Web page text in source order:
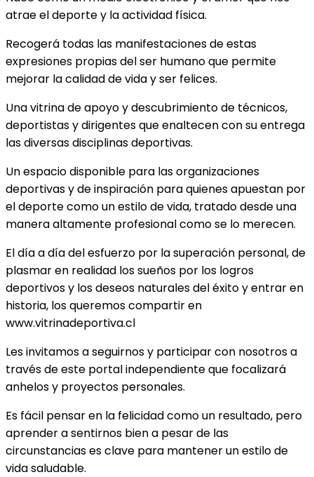
atrae el deporte y la actividad física.
Recogerá todas las manifestaciones de estas
expresiones propias del ser humano que permite
mejorar la calidad de vida y ser felices.
Una vitrina de apoyo y descubrimiento de técnicos,
deportistas y dirigentes que enaltecen con su entrega
las diversas disciplinas deportivas.
Un espacio disponible para las organizaciones
deportivas y de inspiración para quienes apuestan por
el deporte como un estilo de vida, tratado desde una
manera altamente profesional como se lo merecen.
El día a día del esfuerzo por la superación personal, de
plasmar en realidad los sueños por los logros
deportivos y los deseos naturales del éxito y entrar en
historia, los queremos compartir en
www.vitrinadeportiva.cl
Les invitamos a seguirnos y participar con nosotros a
través de este portal independiente que focalizará
anhelos y proyectos personales.
Es fácil pensar en la felicidad como un resultado, pero
aprender a sentirnos bien a pesar de las
circunstancias es clave para mantener un estilo de
vida saludable.